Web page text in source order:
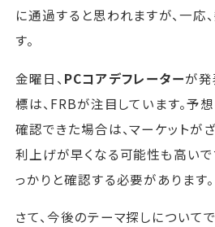
に通過すると思われますが、一応
す。
金曜日、 PCコアデフレーターが発
標は、FRBが注目しています。予
確認できた場合は、マーケットがざ
利上げが早くなる可能性も高いで
っかりと確認する必要があります。
さて、今後のテーマ探しについて